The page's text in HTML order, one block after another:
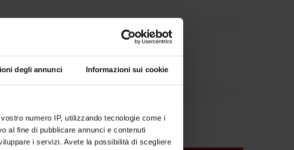
degli annunci Informazioni sui cookie
numero IP, utilizzando tecnologie come i
al fine di pubblicare annunci e contenuti
i servizi. Avete la possibilità di scegliere
Franco Tagliaro